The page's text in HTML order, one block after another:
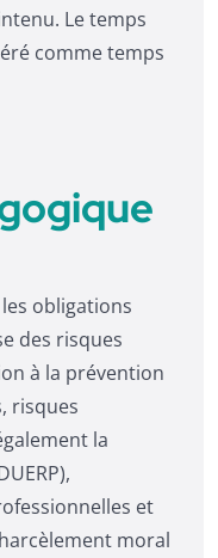
Le temps
comme temps
obligations
des risques
à la prévention
risques
la
et
moral